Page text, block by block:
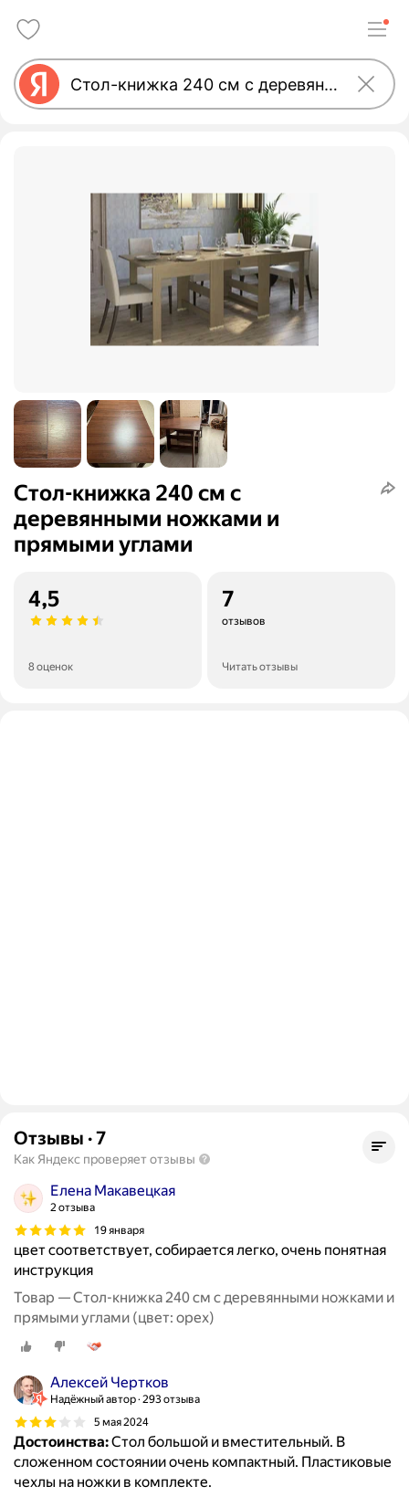
Стол-книжка 240 см с
деревянными ножками и
прямыми углами
4,5
8 оценок
7
отзывов
Читать отзывы
Отзывы ·7
Как Яндекс проверяет отзывы
Елена Макавецкая
2 отзыва
19 января
цвет соответствует, собирается легко, очень понятная
инструкция
Товар — Стол-книжка 240 см с деревянными ножками и
прямыми углами (цвет: орех)
Алексей Чертков
Надёжный автор 293 отзыва
5 мая 2024
Достоинства:Стол большой и вместительный. В
сложенном состоянии очень компактный. Пластиковые
чехлы на ножки в комплекте.